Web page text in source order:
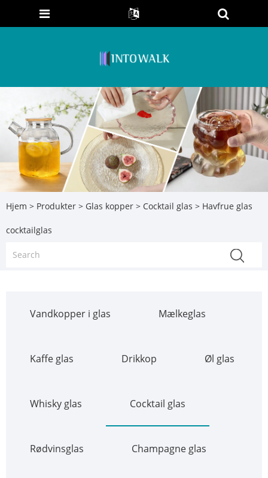
Hjem > Produkter > Glas kopper > Cocktail glas > Havfrue glas
cocktailglas
Vandkopper i glas Mælkeglas
Kaffe glas Drikkop Øl glas
Whisky glas Cocktail glas
Rødvinsglas Champagne glas